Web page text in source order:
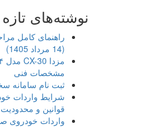
نوشته‌های تازه
راهنمای کامل
(14 مرداد 1405)
مشخصات فنی
ثبت نام سامانه
شرایط واردات
قوانین و محدودیت
واردات خودروی